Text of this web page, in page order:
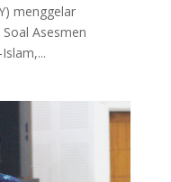
menggelar
Asesmen